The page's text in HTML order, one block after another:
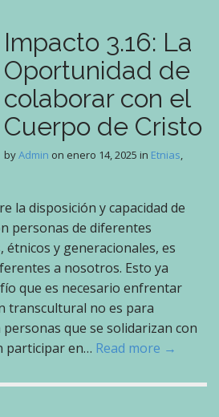
Impacto 3.16: La
Oportunidad de
colaborar con el
Cuerpo de Cristo
byAdmin on enero 14, 2025 in Etnias,
la disposición y capacidad de
personas de diferentes
y generacionales, es
a nosotros. Esto ya
que es necesario enfrentar
transcultural no es para
que se solidarizan con
participar en… Read more →